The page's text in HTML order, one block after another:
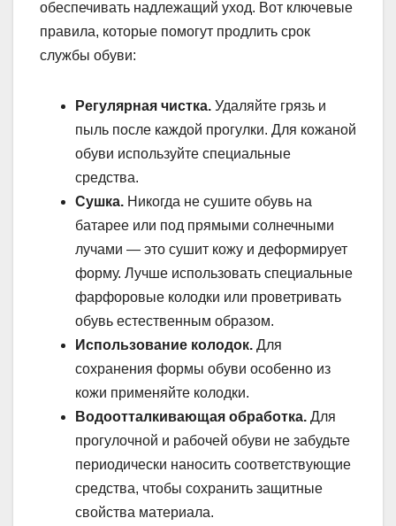
обеспечивать надлежащий уход. Вот ключевые
правила, которые помогут продлить срок
службы обуви:
Регулярная чистка. Удаляйте грязь и
пыль после каждой прогулки. Для кожаной
обуви используйте специальные
средства.
Сушка. Никогда не сушите обувь на
батарее или под прямыми солнечными
лучами — это сушит кожу и деформирует
форму. Лучше использовать специальные
фарфоровые колодки или проветривать
обувь естественным образом.
Использование колодок. Для
сохранения формы обуви особенно из
кожи применяйте колодки.
Водоотталкивающая обработка. Для
прогулочной и рабочей обуви не забудьте
периодически наносить соответствующие
средства, чтобы сохранить защитные
свойства материала.